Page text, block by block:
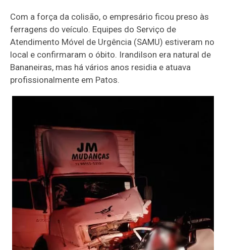
Com a força da colisão, o empresário ficou preso às
ferragens do veículo. Equipes do Serviço de
Atendimento Móvel de Urgência (SAMU) estiveram no
local e confirmaram o óbito. Irandilson era natural de
Bananeiras, mas há vários anos residia e atuava
profissionalmente em Patos.